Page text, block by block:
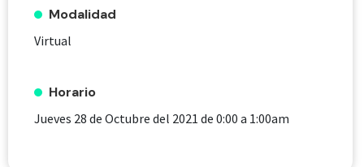
Modalidad
Virtual
Horario
Jueves 28 de Octubre del 2021 de 0:00 a 1:00am